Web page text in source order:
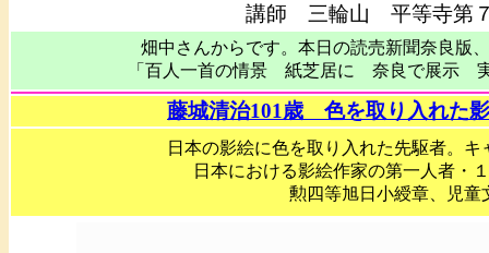
講師 三輪山 平等寺第
畑中さんからです。本日の読売新聞奈良版
「百人一首の情景 紙芝居に 奈良で展示
藤城清治101歳 色を取り入れた
日本の影絵に色を取り入れた先駆者。
日本における影絵作家の第一人者・
勲四等旭日小綬章、児童